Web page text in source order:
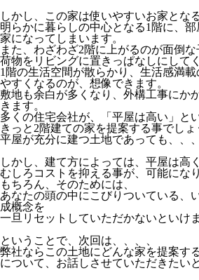
しかし、この家は使いやすいお家とな
明らかに暮らしの中心となる1階に、
家になってしまいます。
また、わざわざ2階に上がるのが面倒
荷物をリビングに置きっぱなしにして
1階の生活空間が散らかり、生活感満
やすくなるのが、想像できます。
敷地も余白が多くなり、外構工事にか
きます。
多くの住宅会社が、「平屋は高い」と
きっと2階建ての家を提案する事でしょ
平屋が充分に建つ土地であっても、、、
しかし、建て方によっては、平屋は高
むしろコストを抑える事が、可能にな
もちろん、そのためには、
あなたの頭の中にこびりついている、
成概念を
一旦リセットしていただかないといけ
ということで、次回は、、、、
弊社ならこの土地にどんな家を提案す
について、お話しさせていただきたい